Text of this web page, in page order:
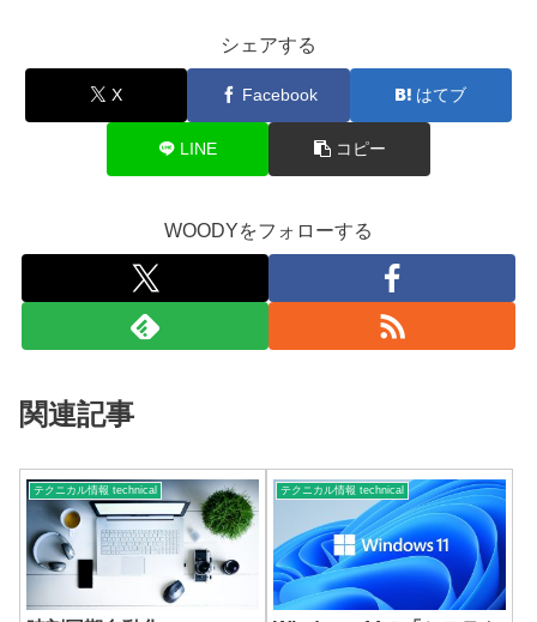
シェアする
X Facebook はてブ
LINE コピー
WOODYをフォローする
関連記事
テクニカル情報 technical テクニカル情報 technical